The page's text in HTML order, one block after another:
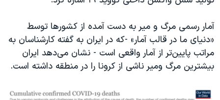
آمار رسمی مرگ و میر به دست آمده از کشورها توسط
«دنیای ما در قالب آمار» -که در ایران به گفته کارشناسان به
مراتب پایین‌تر از آمار واقعی است - نشان می‌دهد ایران
بیشترین مرگ و‌میر ناشی از کرونا را در منطقه داشته است.